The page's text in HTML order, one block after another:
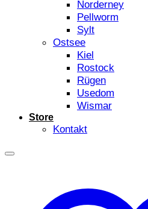
Norderney
Pellworm
Sylt
Ostsee
Kiel
Rostock
Rügen
Usedom
Wismar
Store
Kontakt